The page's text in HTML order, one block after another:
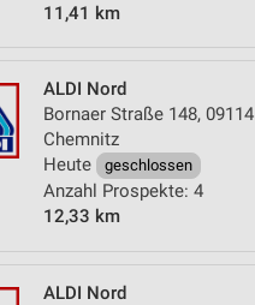
11,41 km
ALDI Nord
Bornaer Straße 148, 09114
Chemnitz
Heute
geschlossen
Anzahl Prospekte: 4
12,33 km
ALDI Nord